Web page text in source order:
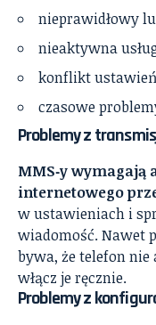
nieprawidłowy
nieaktywna
konflikt
czasowe
Problemy z
MMS‑y wymagają
internetowego
w ustawieniach i
wiadomość. Nawet
bywa, że telefon
włącz je ręcznie.
Problemy z